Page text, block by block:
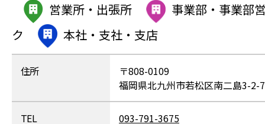
営業所・出張所
事業部・事業部
ク
本社・支社・支店
住所
〒808-0109
福岡県北九州市若松区南二島3-2-7
TEL 093-791-3675